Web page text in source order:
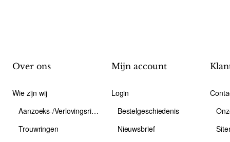
Over ons
Wie zijn wij
Aanzoeks-/Verlovingsring
Trouwringen
Mijn account
Login
Bestelgeschiedenis
Nieuwsbrief